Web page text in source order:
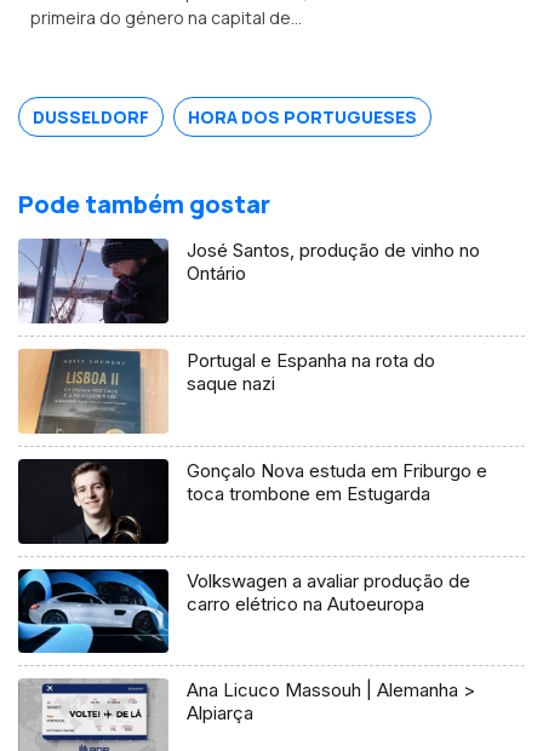
primeira do género na capital de
DUSSELDORF HORA DOS PORTUGUESES
Pode também gostar
José Santos, produção de vinho no
Ontário
Portugal e Espanha na rota do
saque nazi
Gonçalo Nova estuda em Friburgo e
toca trombone em Estugarda
Volkswagen a avaliar produção de
carro elétrico na Autoeuropa
Ana Licuco Massouh | Alemanha >
Alpiarça